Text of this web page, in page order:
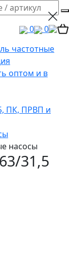
0
0
частотные
оптом и в
ПК, ПРВП и
насосы
31,5